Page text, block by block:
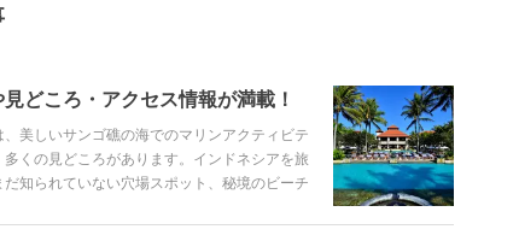
どころ・アクセス情報が満載！
美しいサンゴ礁の海でのマリンアクティビテ
くの見どころがあります。インドネシアを旅
知られていない穴場スポット、秘境のビーチ